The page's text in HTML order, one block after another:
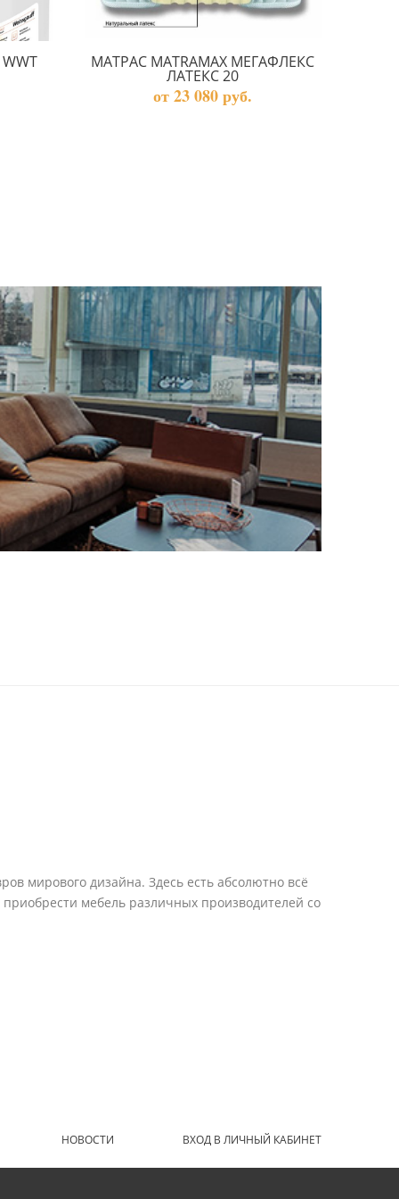
МАТРАС MATRAMAX МЕГАФЛЕКС
ЛАТЕКС 20
от 23 080 руб.
мирового дизайна. Здесь есть абсолютно всё
мебель различных производителей со
НОВОСТИ ВХОД В ЛИЧНЫЙ КАБИНЕТ